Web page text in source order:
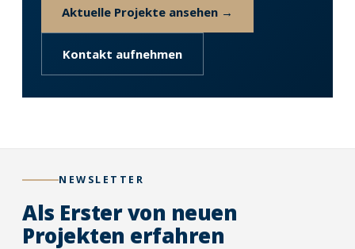
Aktuelle Projekte ansehen →
Kontakt aufnehmen
NEWSLETTER
Als Erster von neuen
Projekten erfahren